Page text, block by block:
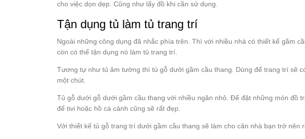
cho việc dọn dẹp. Cũng như lấy đồ khi cần sử dụng.
Tận dụng tủ làm tủ trang trí
Ngoài những công dụng đã nhắc phía trên. Thì với nhiều nhà có thiết kế gầm
còn có thể tận dụng nó làm tủ trang trí.
Tương tự như tủ âm tường thì tủ gỗ dưới gầm cầu thang. Dùng để trang trí sẽ
một chút.
Tủ gỗ dưới gỗ dưới gầm cầu thang với nhiều ngăn nhỏ. Để đặt những món đồ
để tivi hoặc hồ cá cảnh cũng sẽ rất đẹp.
Với thiết kế tủ gỗ trang trí dưới gầm cầu thang sẽ làm cho căn nhà bạn trở nên